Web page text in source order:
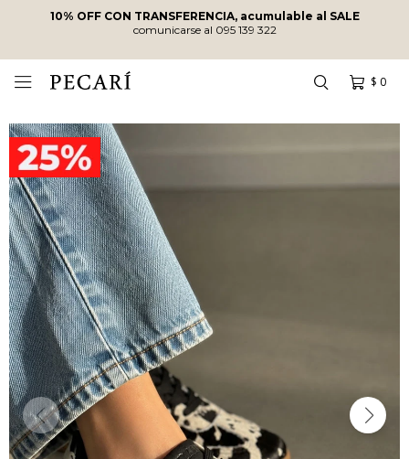
10% OFF CON TRANSFERENCIA, acumulable al SALE
comunicarse al 095 139 322
$ 0
